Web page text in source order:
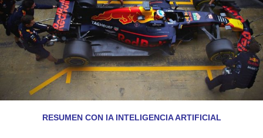
RESUMEN CON IA INTELIGENCIA ARTIFICIAL